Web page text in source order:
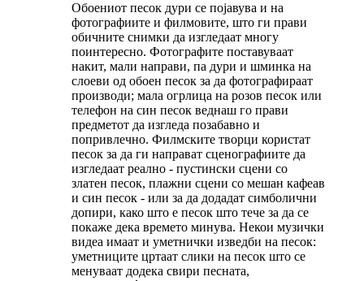
Обоениот песок дури се појавува и на
фотографиите и филмовите, што ги прави
обичните снимки да изгледаат многу
поинтересно. Фотографите поставуваат
накит, мали направи, па дури и шминка на
слоеви од обоен песок за да фотографираат
производи; мала огрлица на розов песок или
телефон на син песок веднаш го прави
предметот да изгледа позабавно и
попривлечно. Филмските творци користат
песок за да ги направат сценографиите да
изгледаат реално - пустински сцени со
златен песок, плажни сцени со мешан кафеав
и син песок - или за да додадат симболични
допири, како што е песок што тече за да се
покаже дека времето минува. Некои музички
видеа имаат и уметнички изведби на песок:
уметниците цртаат слики на песок што се
менуваат додека свири песната,